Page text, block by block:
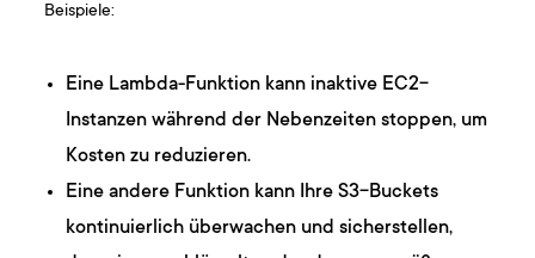
Beispiele:
Eine Lambda-Funktion kann inaktive EC2-
Instanzen während der Nebenzeiten stoppen, um
Kosten zu reduzieren.
Eine andere Funktion kann Ihre S3-Buckets
kontinuierlich überwachen und sicherstellen,